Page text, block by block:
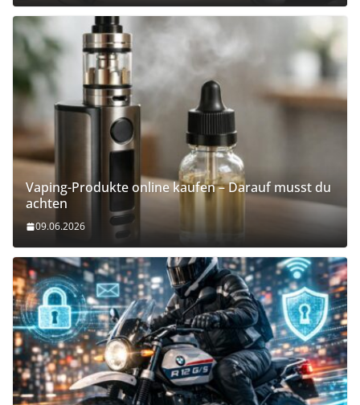
Vaping-Produkte online kaufen – Darauf musst du
achten
09.06.2026